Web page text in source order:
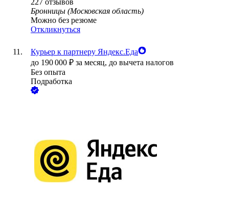
227 отзывов
Бронницы (Московская область)
Можно без резюме
Откликнуться
Курьер к партнеру Яндекс.Еда
до 190 000 ₽ за месяц, до вычета налогов
Без опыта
Подработка